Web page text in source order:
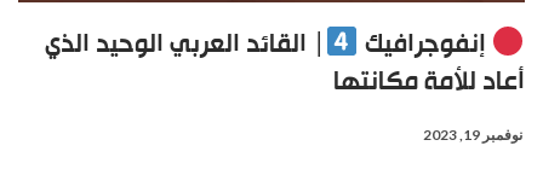
إنفوجرافيك
| القائد العربي الوحيد الذي
أعاد للأمة مكانتها
نوفمبر 19, 2023